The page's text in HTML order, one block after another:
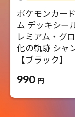
ポケモンカー
ム デッキシー
レミアム・グ
化の軌跡 シャ
【ブラック】
990 円